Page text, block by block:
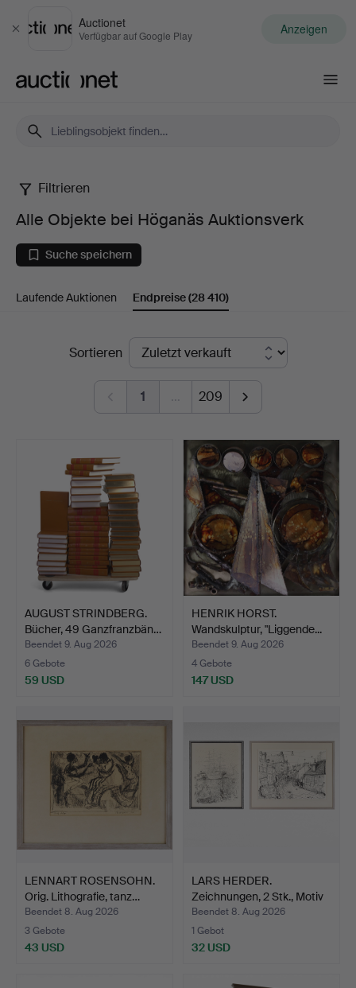
Schließen
Auctionet
Verfügbar auf Google Play Anzeigen
Alle
Objekte
bei
Höganäs
Auktionsverk
Filtrieren
Alle Objekte bei Höganäs Auktionsverk
Suche speichern
Laufende Auktionen Endpreise(28 410)
EndpreiseSortieren
1 … 209
AUGUST STRINDBERG.
Bücher, 49 Ganzfranzbän…
Beendet 9. Aug 2026
6 Gebote
59 USD
HENRIK HORST.
Wandskulptur, "Liggende...
(s…
Beendet 9. Aug 2026
4 Gebote
147 USD
LENNART ROSENSOHN.
Orig. Lithografie, tanz…
Beendet 8. Aug 2026
3 Gebote
43 USD
LARS HERDER.
Zeichnungen, 2 Stk., Motiv
He…
Beendet 8. Aug 2026
1 Gebot
32 USD